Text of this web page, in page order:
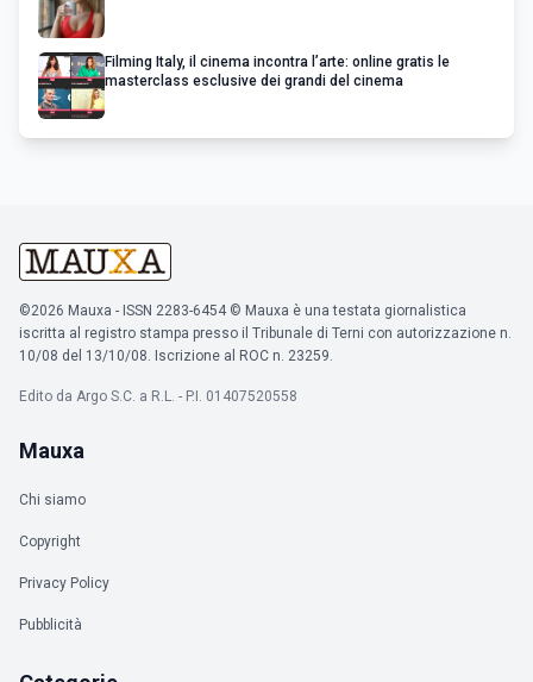
Filming Italy, il cinema incontra l’arte: online gratis le
masterclass esclusive dei grandi del cinema
©2026 Mauxa - ISSN 2283-6454 © Mauxa è una testata giornalistica
iscritta al registro stampa presso il Tribunale di Terni con autorizzazione n.
10/08 del 13/10/08. Iscrizione al ROC n. 23259.
Edito da Argo S.C. a R.L. - P.I. 01407520558
Mauxa
Chi siamo
Copyright
Privacy Policy
Pubblicità